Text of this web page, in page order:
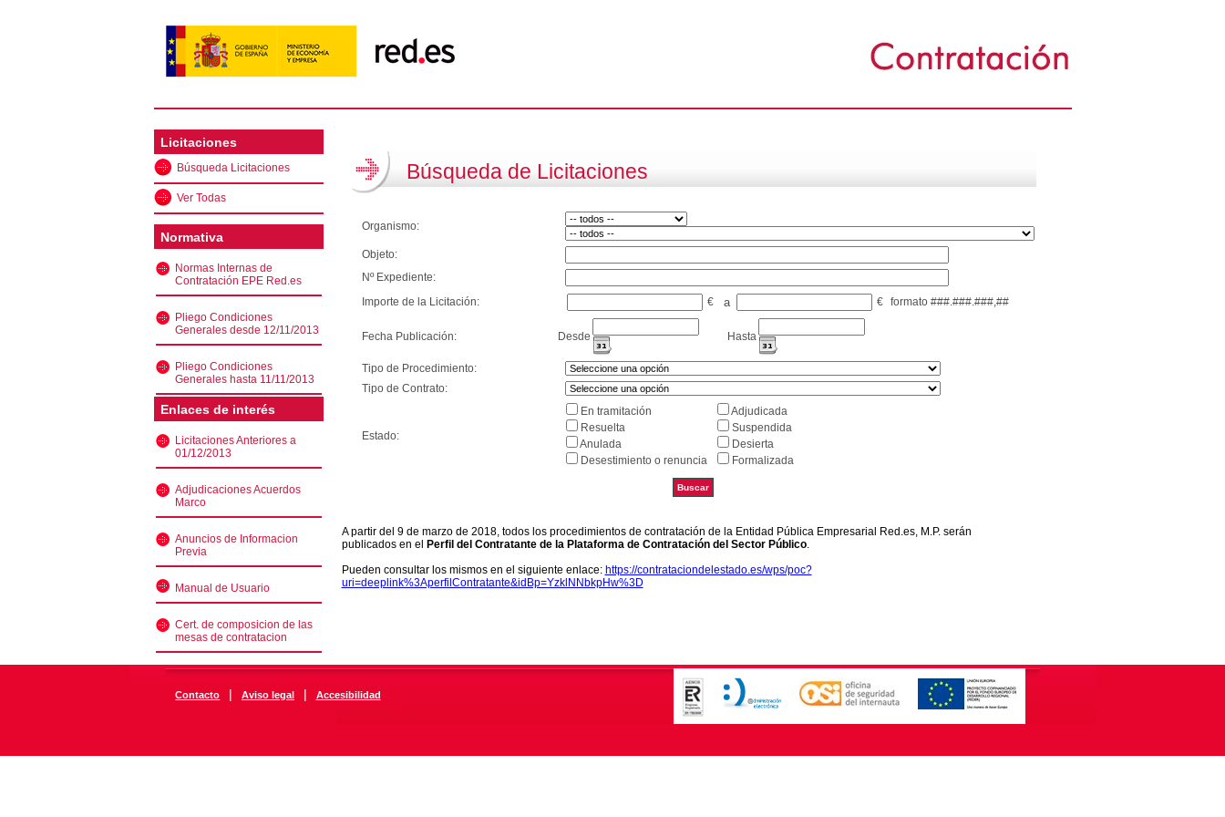
Licitaciones
Búsqueda Licitaciones
Ver Todas
Normativa
Normas Internas de
Contratación EPE Red.es
Pliego Condiciones
Generales desde 12/11/2013
Pliego Condiciones
Generales hasta 11/11/2013
Enlaces de interés
Licitaciones Anteriores a
01/12/2013
Adjudicaciones Acuerdos
Marco
Anuncios de Informacion
Previa
Manual de Usuario
Cert. de composicion de las
mesas de contratacion
Búsqueda de Licitaciones
Organismo:
Objeto:
Nº Expediente:
Importe de la Licitación:
€ a € formato ###.###.###,##
Fecha Publicación: Desde Hasta
Tipo de Procedimiento:
Tipo de Contrato:
Estado:
En tramitación
Adjudicada
Resuelta
Suspendida
Anulada
Desierta
Desestimiento o renuncia
Formalizada
A partir del 9 de marzo de 2018, todos los procedimientos de contratación de la Entidad Pública Empresarial Red.es, M.P. serán
publicados en el
Perfil del Contratante de la Plataforma de Contratación del Sector Público.
Pueden consultar los mismos en el siguiente enlace: https://contrataciondelestado.es/wps/poc?
uri=deeplink%3AperfilContratante&idBp=YzklNNbkpHw%3D
Contacto | Aviso legal | Accesibilidad